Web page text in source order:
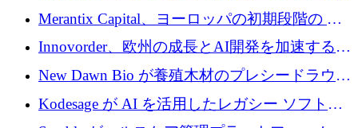
ストラクチャを構築するために 300 万ドルを
Merantix Capital、ヨーロッパの初期段階の AI
スタートアップ向けに 1 億 300 万ユーロのフ
ァンドを立ち上げる
Innovorder、欧州の成長とAI開発を加速するた
めに2,000万ユーロを確保
New Dawn Bio が養殖木材のプレシードラウン
ドで 210 万ユーロを調達
Kodesage が AI を活用したレガシー ソフトウ
ェアの最新化のために 660 万ドルを調達